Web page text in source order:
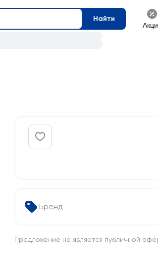
Найти
Бренд
Предложение не является публичной